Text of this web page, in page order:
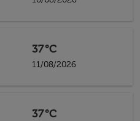
37°C
11/08/2026
37°C